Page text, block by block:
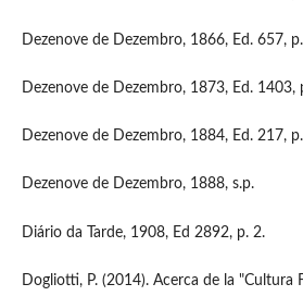
Dezenove de Dezembro, 1866, Ed. 657,
Dezenove de Dezembro, 1873, Ed. 1403,
Dezenove de Dezembro, 1884, Ed. 217,
Dezenove de Dezembro, 1888, s.p.
Diário da Tarde, 1908, Ed 2892, p. 2.
Dogliotti, P. (2014). Acerca de la "Cultura